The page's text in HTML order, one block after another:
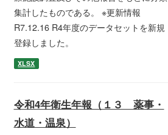
集計したものである。 ※更新情報
R7.12.16 R4年度のデータセットを新規
登録しました。
XLSX
令和4年衛生年報（１３ 薬事・
水道・温泉）